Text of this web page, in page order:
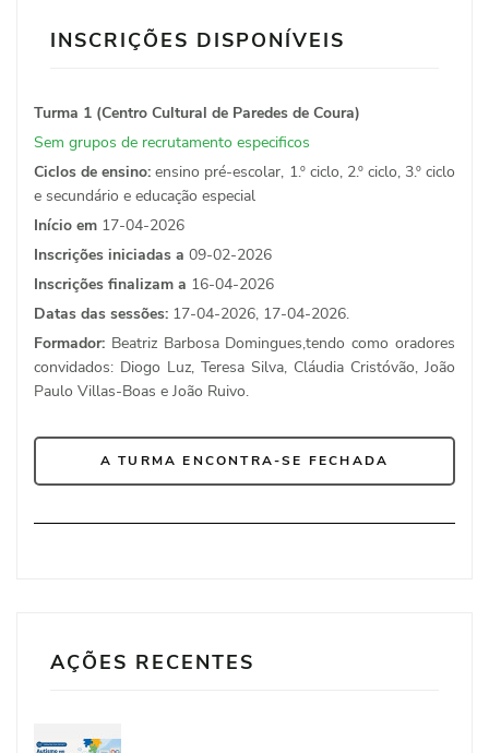
INSCRIÇÕES DISPONÍVEIS
Turma 1 (Centro Cultural de Paredes de Coura)
Sem grupos de recrutamento especificos
Ciclos de ensino: ensino pré-escolar, 1.º ciclo, 2.º ciclo, 3.º ciclo
e secundário e educação especial
Início em 17-04-2026
Inscrições iniciadas a 09-02-2026
Inscrições finalizam a 16-04-2026
Datas das sessões: 17-04-2026, 17-04-2026.
Formador: Beatriz Barbosa Domingues,tendo como oradores
convidados: Diogo Luz, Teresa Silva, Cláudia Cristóvão, João
Paulo Villas-Boas e João Ruivo.
A TURMA ENCONTRA-SE FECHADA
AÇÕES RECENTES